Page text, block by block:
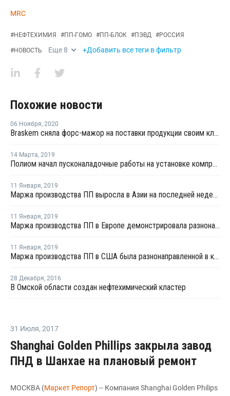
MRC
#НЕФТЕХИМИЯ #ПП-ГОМО #ПП-БЛОК #ПЭВД #РОССИЯ
#НОВОСТЬ Еще 8 +Добавить все теги в фильтр
Похожие новости
06 Ноября, 2020
Braskem сняла форс-мажор на поставки продукции своим клиентам в Мексике и США
14 Марта, 2019
Полиом начал пусконаладочные работы на установке компримирования углеводородных газов
11 Января, 2019
Маржа производства ПП выросла в Азии на последней неделе декабря
11 Января, 2019
Маржа производства ПП в Европе демонстрировала разнонаправленный тренд в конце декабря
11 Января, 2019
Маржа производства ПП в США была разнонаправленной в конце декабря
28 Декабря, 2016
В Омской области создан нефтехимический кластер
31 Июля, 2017
Shanghai Golden Phillips закрыла завод
ПНД в Шанхае на плановый ремонт
МОСКВА (Маркет Репорт) -- Компания Shanghai Golden Philips